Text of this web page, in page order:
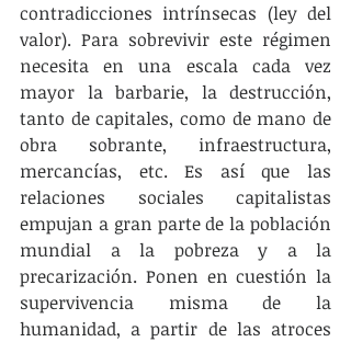
contradicciones intrínsecas (ley del
valor). Para sobrevivir este régimen
necesita en una escala cada vez
mayor la barbarie, la destrucción,
tanto de capitales, como de mano de
obra sobrante, infraestructura,
mercancías, etc. Es así que las
relaciones sociales capitalistas
empujan a gran parte de la población
mundial a la pobreza y a la
precarización. Ponen en cuestión la
supervivencia misma de la
humanidad, a partir de las atroces